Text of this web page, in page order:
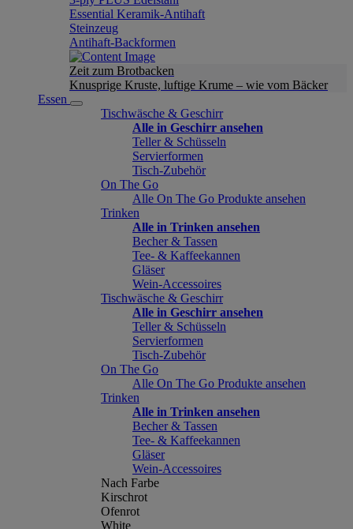
Essential Keramik-Antihaft
Steinzeug
Antihaft-Backformen
Zeit zum Brotbacken
Knusprige Kruste, luftige Krume – wie vom Bäcker
Essen
Tischwäsche & Geschirr
Alle in Geschirr ansehen
Teller & Schüsseln
Servierformen
Tisch-Zubehör
On The Go
Alle On The Go Produkte ansehen
Trinken
Alle in Trinken ansehen
Becher & Tassen
Tee- & Kaffeekannen
Gläser
Wein-Accessoires
Tischwäsche & Geschirr
Alle in Geschirr ansehen
Teller & Schüsseln
Servierformen
Tisch-Zubehör
On The Go
Alle On The Go Produkte ansehen
Trinken
Alle in Trinken ansehen
Becher & Tassen
Tee- & Kaffeekannen
Gläser
Wein-Accessoires
Nach Farbe
Kirschrot
Ofenrot
White